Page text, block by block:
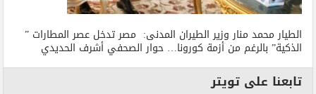
الطيار محمد منار وزير الطيران المدنى: مصر تدخل عصر المطارات ”
الذكية” بالرغم من أزمة كورونا… حوار الصحفي أشرف الحديدي
تابعنا على تويتر